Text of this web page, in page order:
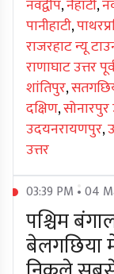
नवद्वीप,नैहाटी,
पानीहाटी,
राजरहाट न्यू
राणाघाट उत्तर
शांतिपुर,
दक्षिण,सोनारपुर
उदयनरायणपुर,
उत्तर
03:39 PM • 04
पश्चिम
बेलगछिया